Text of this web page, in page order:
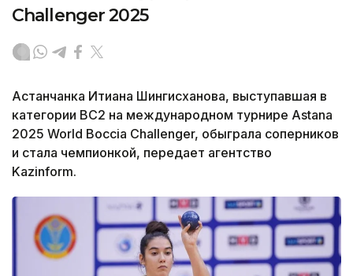
Challenger 2025
Астанчанка Итиана Шингисханова, выступавшая в
категории BC2 на международном турнире Astana
2025 World Boccia Challenger, обыграла соперников
и стала чемпионкой, передает агентство
Kazinform.